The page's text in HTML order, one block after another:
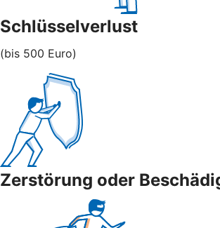
Schlüsselverlust
(bis 500 Euro)
Zerstörung oder